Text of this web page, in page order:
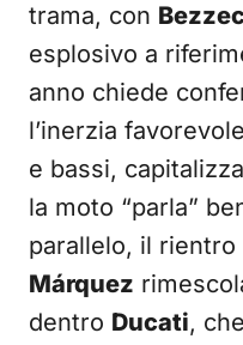
trama, con
esplosivo a
anno chiede
l’inerzia
e bassi,
la moto “parla”
parallelo, il rientro
Márquez
dentro Ducati,